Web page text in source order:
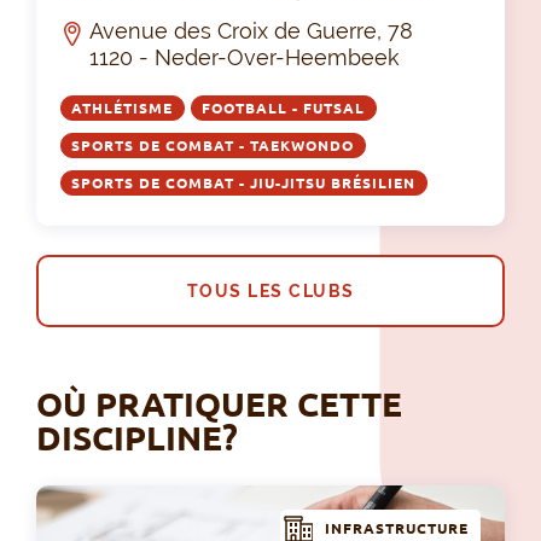
Avenue des Croix de Guerre, 78
1120 - Neder-Over-Heembeek
ATHLÉTISME FOOTBALL - FUTSAL
SPORTS DE COMBAT - TAEKWONDO
SPORTS DE COMBAT - JIU-JITSU BRÉSILIEN
TOUS LES CLUBS
OÙ PRATIQUER CETTE
DISCIPLINE?
INFRASTRUCTURE